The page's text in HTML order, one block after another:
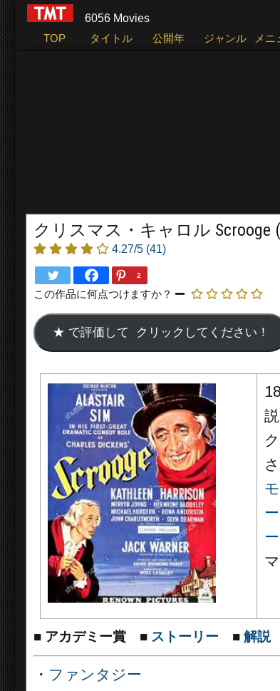
6056 Movies
TOP
タイトル 公開年 ジャンル メニ
クリスマス・キャロル Scrooge
4.27/5 (41)
2
この作品に何点つけますか？
説
■ アカデミー賞 ■ ストーリー ■ 解説
・ ファンタジー